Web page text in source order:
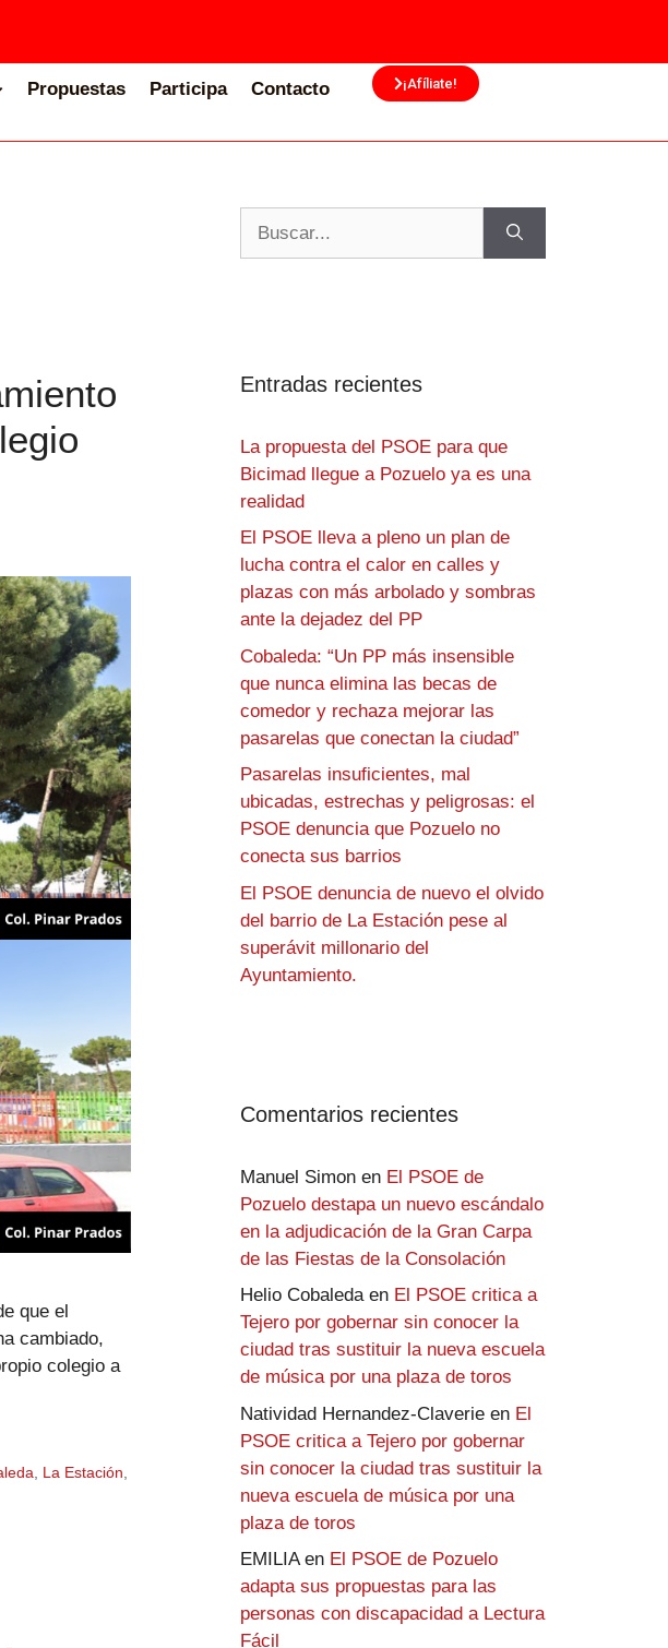
Propuestas Participa Contacto ¡Afíliate!
que el
cambiado,
colegio a
, La Estación,
Entradas recientes
La propuesta del PSOE para que
Bicimad llegue a Pozuelo ya es una
realidad
El PSOE lleva a pleno un plan de
lucha contra el calor en calles y
plazas con más arbolado y sombras
ante la dejadez del PP
Cobaleda: “Un PP más insensible
que nunca elimina las becas de
comedor y rechaza mejorar las
pasarelas que conectan la ciudad”
Pasarelas insuficientes, mal
ubicadas, estrechas y peligrosas: el
PSOE denuncia que Pozuelo no
conecta sus barrios
El PSOE denuncia de nuevo el olvido
del barrio de La Estación pese al
superávit millonario del
Ayuntamiento.
Comentarios recientes
Manuel Simon en El PSOE de
Pozuelo destapa un nuevo escándalo
en la adjudicación de la Gran Carpa
de las Fiestas de la Consolación
Helio Cobaledaen El PSOE critica a
Tejero por gobernar sin conocer la
ciudad tras sustituir la nueva escuela
de música por una plaza de toros
Natividad Hernandez-Claverie en El
PSOE critica a Tejero por gobernar
sin conocer la ciudad tras sustituir la
nueva escuela de música por una
plaza de toros
EMILIAen El PSOE de Pozuelo
adapta sus propuestas para las
personas con discapacidad a Lectura
Fácil